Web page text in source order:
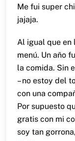
Me fui super
jajaja.
Al igual que en
menú. Un año
la comida. Sin
– no estoy del
con una
Por supuesto
gratis con mi
soy tan